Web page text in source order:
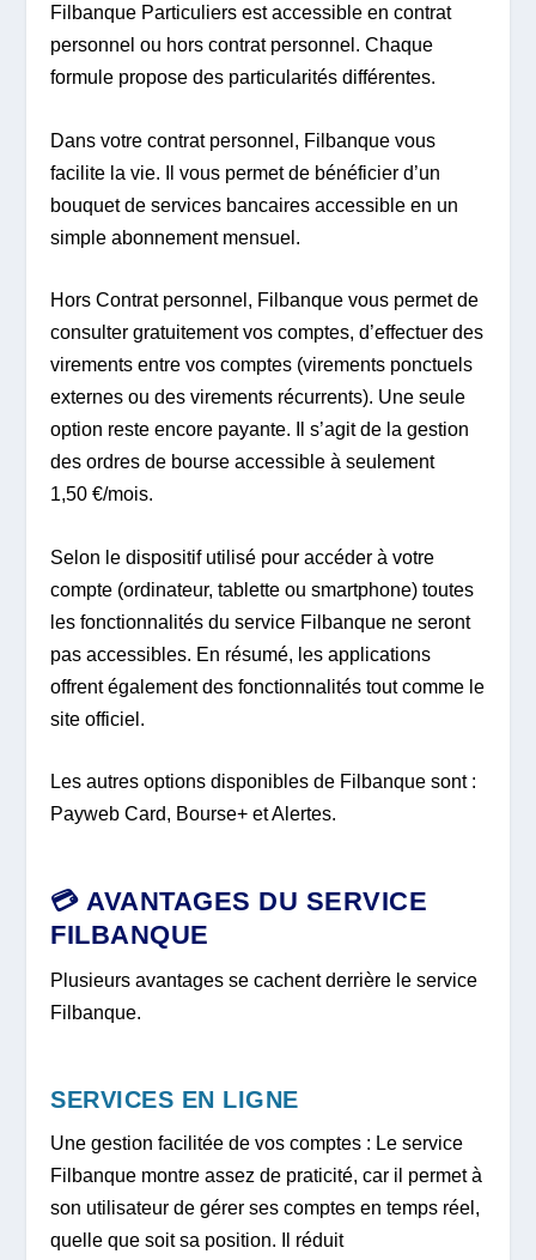
Filbanque Particuliers est accessible en contrat
personnel ou hors contrat personnel. Chaque
formule propose des particularités différentes.
Dans votre contrat personnel, Filbanque vous
facilite la vie. Il vous permet de bénéficier d’un
bouquet de services bancaires accessible en un
simple abonnement mensuel.
Hors Contrat personnel, Filbanque vous permet de
consulter gratuitement vos comptes, d’effectuer des
virements entre vos comptes (virements ponctuels
externes ou des virements récurrents). Une seule
option reste encore payante. Il s’agit de la gestion
des ordres de bourse accessible à seulement
1,50 €/mois.
Selon le dispositif utilisé pour accéder à votre
compte (ordinateur, tablette ou smartphone) toutes
les fonctionnalités du service Filbanque ne seront
pas accessibles. En résumé, les applications
offrent également des fonctionnalités tout comme le
site officiel.
Les autres options disponibles de Filbanque sont :
Payweb Card, Bourse+ et Alertes.
💳 AVANTAGES DU SERVICE
FILBANQUE
Plusieurs avantages se cachent derrière le service
Filbanque.
SERVICES EN LIGNE
Une gestion facilitée de vos comptes : Le service
Filbanque montre assez de praticité, car il permet à
son utilisateur de gérer ses comptes en temps réel,
quelle que soit sa position. Il réduit